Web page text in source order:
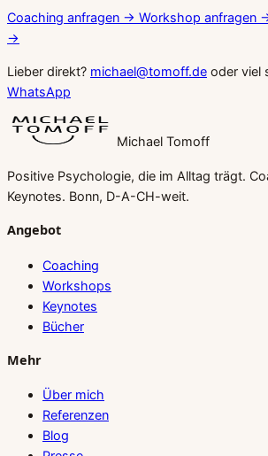
Coaching anfragen → Workshop anfragen
→
Lieber direkt? michael@tomoff.de oder viel
WhatsApp
Michael Tomoff
Positive Psychologie, die im Alltag trägt.
Keynotes. Bonn, D-A-CH-weit.
Angebot
Coaching
Workshops
Keynotes
Bücher
Mehr
Über mich
Referenzen
Blog